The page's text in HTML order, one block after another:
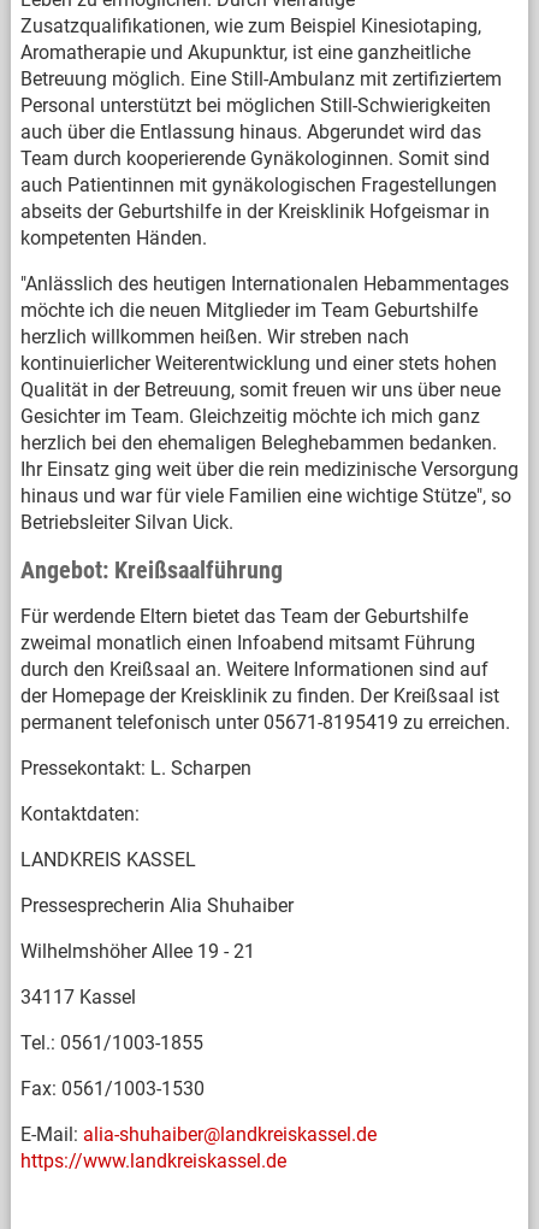
Zusatzqualifikationen, wie zum Beispiel Kinesiotaping,
Aromatherapie und Akupunktur, ist eine ganzheitliche
Betreuung möglich. Eine Still-Ambulanz mit zertifiziertem
Personal unterstützt bei möglichen Still-Schwierigkeiten
auch über die Entlassung hinaus. Abgerundet wird das
Team durch kooperierende Gynäkologinnen. Somit sind
auch Patientinnen mit gynäkologischen Fragestellungen
abseits der Geburtshilfe in der Kreisklinik Hofgeismar in
kompetenten Händen.
"Anlässlich des heutigen Internationalen Hebammentages
möchte ich die neuen Mitglieder im Team Geburtshilfe
herzlich willkommen heißen. Wir streben nach
kontinuierlicher Weiterentwicklung und einer stets hohen
Qualität in der Betreuung, somit freuen wir uns über neue
Gesichter im Team. Gleichzeitig möchte ich mich ganz
herzlich bei den ehemaligen Beleghebammen bedanken.
Ihr Einsatz ging weit über die rein medizinische Versorgung
hinaus und war für viele Familien eine wichtige Stütze", so
Betriebsleiter Silvan Uick.
Angebot: Kreißsaalführung
Für werdende Eltern bietet das Team der Geburtshilfe
zweimal monatlich einen Infoabend mitsamt Führung
durch den Kreißsaal an. Weitere Informationen sind auf
der Homepage der Kreisklinik zu finden. Der Kreißsaal ist
permanent telefonisch unter 05671-8195419 zu erreichen.
Pressekontakt: L. Scharpen
Kontaktdaten:
LANDKREIS KASSEL
Pressesprecherin Alia Shuhaiber
Wilhelmshöher Allee 19 - 21
34117 Kassel
Tel.: 0561/1003-1855
Fax: 0561/1003-1530
E-Mail: alia-shuhaiber@landkreiskassel.de
https://www.landkreiskassel.de